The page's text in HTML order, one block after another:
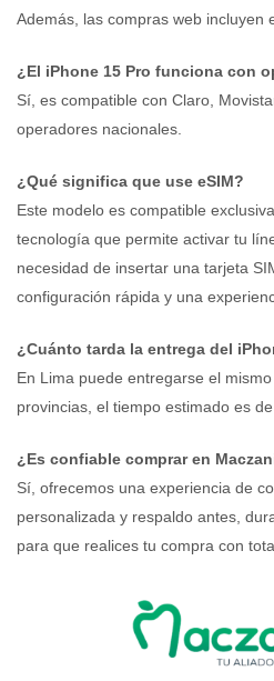
Además, las compras web incluyen
¿El iPhone 15 Pro funciona con
Sí, es compatible con Claro,
operadores nacionales.
¿Qué significa que use eSIM?
Este modelo es compatible
tecnología que permite activar tu
necesidad de insertar una tarjeta
configuración rápida y una
¿Cuánto tarda la entrega del
En Lima puede entregarse el
provincias, el tiempo estimado es
¿Es confiable comprar en
Sí, ofrecemos una experiencia de
personalizada y respaldo antes,
para que realices tu compra con